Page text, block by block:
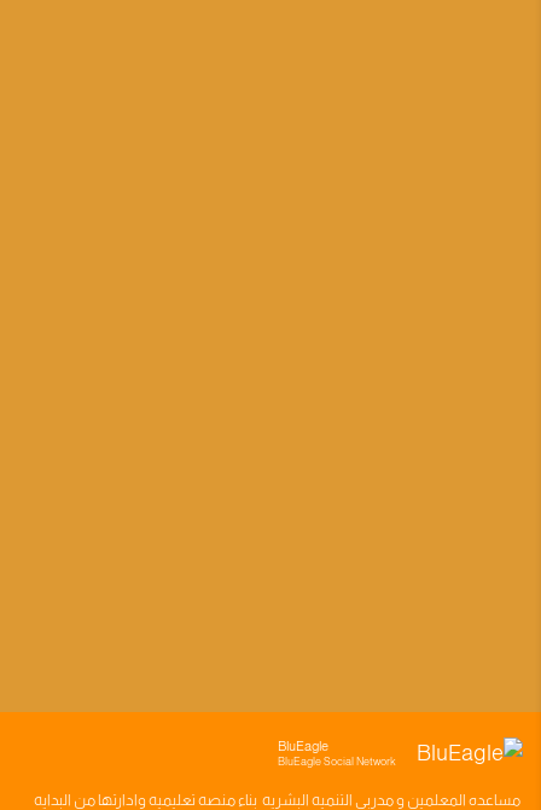
BluEagle
BluEagle Social Network
مساعده المعلمين ومدربي التنميه البشريه بناءمنصه تعليميه وادارتها من البدايه